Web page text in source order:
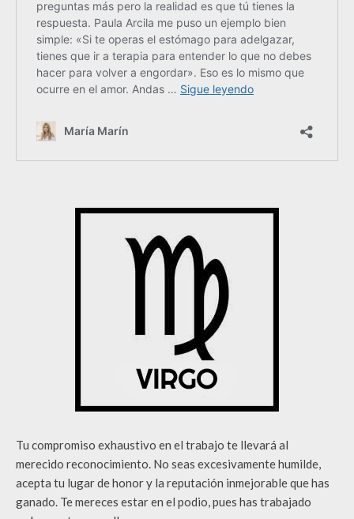
Tu compromiso exhaustivo en el trabajo te llevará al
merecido reconocimiento. No seas excesivamente humilde,
acepta tu lugar de honor y la reputación inmejorable que has
ganado. Te mereces estar en el podio, pues has trabajado